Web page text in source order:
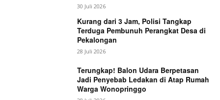
30 Juli 2026
Kurang dari 3 Jam, Polisi Tangkap
Terduga Pembunuh Perangkat Desa di
Pekalongan
28 Juli 2026
Terungkap! Balon Udara Berpetasan
Jadi Penyebab Ledakan di Atap Rumah
Warga Wonopringgo